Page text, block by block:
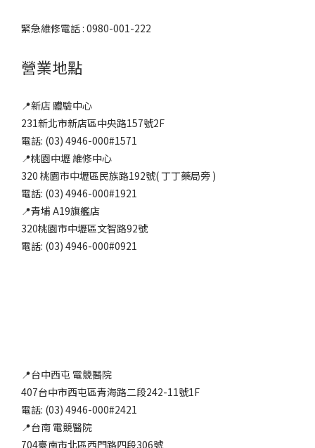
緊急維修電話 : 0980-001-222
營業地點
📍新店 體驗中心
231新北市新店區中央路157號2F
電話: (03) 4946-000#1571
📍桃園中壢 維修中心
320 桃園市中壢區民族路192號( 丁丁藥局旁 )
電話: (03) 4946-000#1921
📍青埔 A19旗艦店
320桃園市中壢區文智路92號
電話: (03) 4946-000#0921
📍台中西屯 電競醫院
407台中市西屯區青海路二段242-11號1F
電話: (03) 4946-000#2421
📍台南 電競醫院
704臺南市北區西門路四段306號